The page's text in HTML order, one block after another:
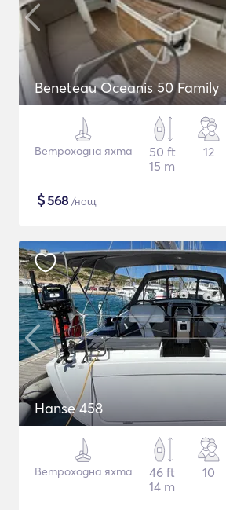
Beneteau Oceanis 50 Family
Ветроходна яхта
50 ft
15 m
12
$568 /нощ
Hanse 458
Ветроходна яхта
46 ft
14 m
10